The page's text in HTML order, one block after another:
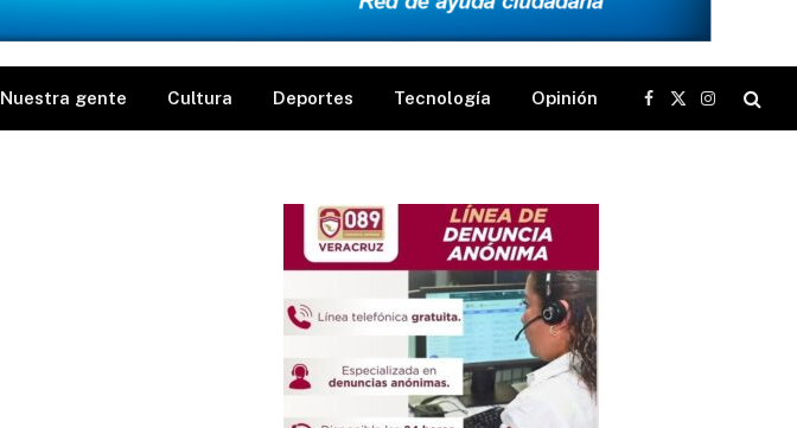
Nuestra gente Cultura Deportes Tecnología Opinión
Facebook
X
(Twitter)
Instagram